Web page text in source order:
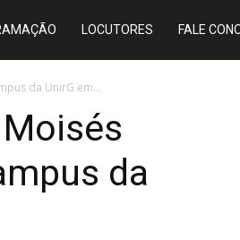
LOCUTORES FALE
da UnirG em...
da